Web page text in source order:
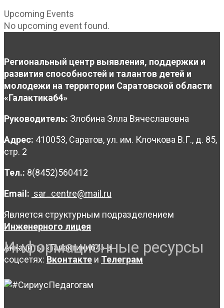
Upcoming Events
No upcoming event found.
Региональный центр выявления, поддержки и
развития способностей и талантов детей и
молодежи на территории Саратовской области
«Галактика64»
Руководитель: Злобина Элла Вячеславовна
Адрес: 410053, Саратов, ул. им. Клочкова В.Г., д. 85,
стр. 2
Тел.: 8(8452)560412
Email: sar_centre@mail.ru
Является структурным подразделением
Инженерного лицея
Аккаунты «Галактики64» в
соцсетях: Вконтакте и Телеграм
Информационные ресурсы